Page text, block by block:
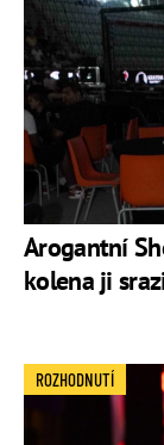
Arogantní
kolena ji
ROZHODNUTÍ